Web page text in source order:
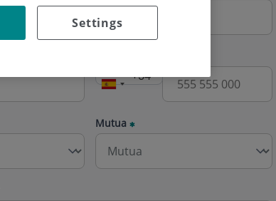
Mutua
Settings